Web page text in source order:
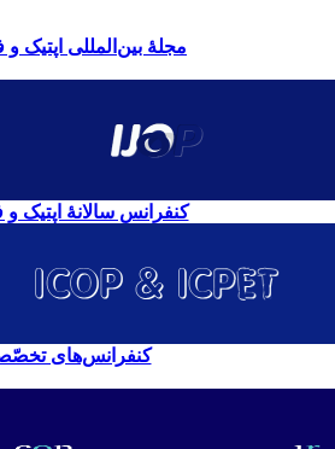
مجلۀ بین‌المللی اپتیک و
کنفرانس سالانۀ اپتیک و
کنفرانس‌های